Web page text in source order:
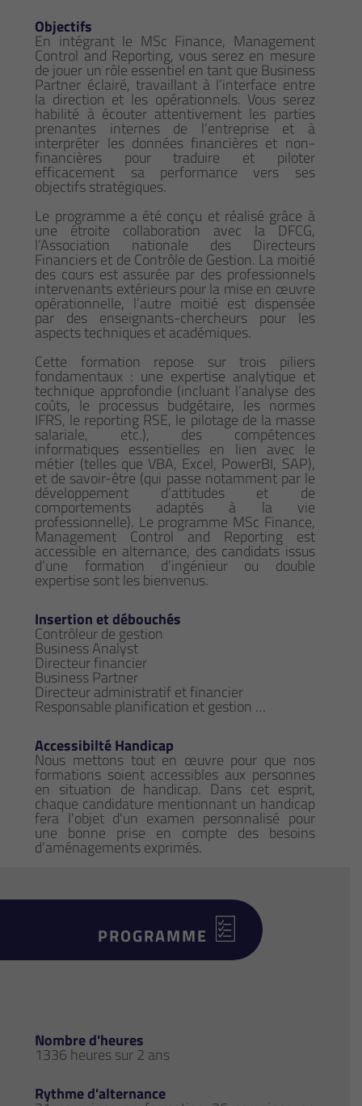
Objectifs
En intégrant le MSc Finance, Management
Control and Reporting, vous serez en mesure
de jouer un rôle essentiel en tant que Business
Partner éclairé, travaillant à l’interface entre
la direction et les opérationnels. Vous serez
habilité à écouter attentivement les parties
prenantes internes de l’entreprise et à
interpréter les données financières et non-
financières pour traduire et piloter
efficacement sa performance vers ses
objectifs stratégiques.
Le programme a été conçu et réalisé grâce à
une étroite collaboration avec la DFCG,
l’Association nationale des Directeurs
Financiers et de Contrôle de Gestion. La moitié
des cours est assurée par des professionnels
intervenants extérieurs pour la mise en œuvre
opérationnelle, l’autre moitié est dispensée
par des enseignants-chercheurs pour les
aspects techniques et académiques.
Cette formation repose sur trois piliers
fondamentaux : une expertise analytique et
technique approfondie (incluant l’analyse des
coûts, le processus budgétaire, les normes
IFRS, le reporting RSE, le pilotage de la masse
salariale, etc.), des compétences
informatiques essentielles en lien avec le
métier (telles que VBA, Excel, PowerBI, SAP),
et de savoir-être (qui passe notamment par le
développement d’attitudes et de
comportements adaptés à la vie
professionnelle). Le programme MSc Finance,
Management Control and Reporting est
accessible en alternance, des candidats issus
d’une formation d’ingénieur ou double
expertise sont les bienvenus.
Insertion et débouchés
Contrôleur de gestion
Business Analyst
Directeur financier
Business Partner
Directeur administratif et financier
Responsable planification et gestion …
Accessibilté Handicap
Nous mettons tout en œuvre pour que nos
formations soient accessibles aux personnes
en situation de handicap. Dans cet esprit,
chaque candidature mentionnant un handicap
fera l'objet d'un examen personnalisé pour
une bonne prise en compte des besoins
d’aménagements exprimés.
PROGRAMME
Nombre d'heures
1336 heures sur 2 ans
Rythme d'alternance